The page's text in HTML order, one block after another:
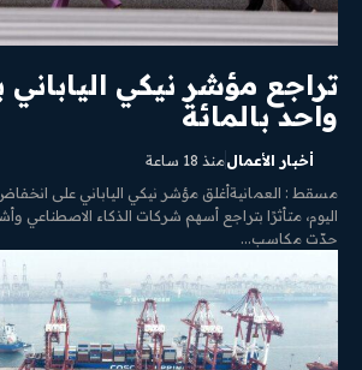
تراجع مؤشر نيكي الياباني
واحد بالمائة
أخبار الأعمالمنذ 18 ساعة
مسقط : العمانيةأغلق مؤشر نيكي الياباني على
اليوم، متأثرًا بتراجع أسهم شركات الذكاء الاصطناعي
حدّت مكاسب...